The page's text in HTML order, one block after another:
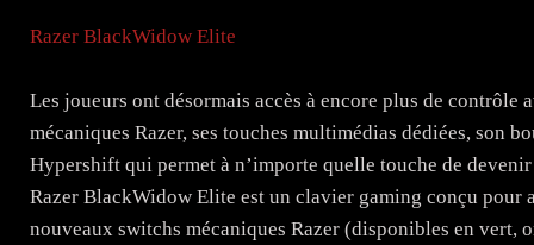
Razer BlackWidow Elite
Les joueurs ont désormais accès à encore plus de
mécaniques Razer, ses touches multimédias dédiées, son
Hypershift qui permet à n’importe quelle touche de
Razer BlackWidow Elite est un clavier gaming conçu pour
nouveaux switchs mécaniques Razer (disponibles en vert,